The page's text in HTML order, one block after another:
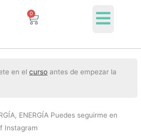
0
Cart
en elcurso antes de empezar la
ENERGÍA Puedes seguirme en
Instagram